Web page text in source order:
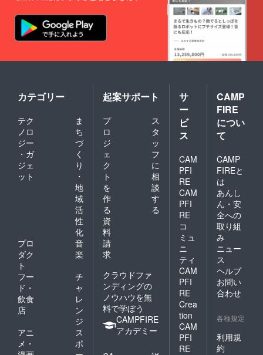
カテゴリー
テク
ノロ
ジー
・ガ
ジェ
ット
ま
ち
づ
く
り
・
地
域
活
性
化
プロ
ダク
ト
音
楽
フー
ド・
飲食
店
チ
ャ
レ
ン
ジ
アニ
メ・
ス
ポ
起案サポート
プ
ロ
ジ
ェ
ク
ト
を
作
る
ス
タ
ッ
フ
に
相
談
す
る
資
料
請
求
クラウドファ
ンディングの
ノウハウを無
料で学ぼう
CAMPFIRE
アカデミー
サ
ー
ビ
ス
CAM
PFI
RE
CAM
PFI
RE
コ
ミュ
ニ
ティ
CAM
PFI
RE
Crea
tion
CAM
PFI
RE
CAMP
FIRE
につい
て
CAMP
FIREと
は
あんし
ん・安
全への
取り組
み
ニュー
ス
ヘルプ
お問い
合わせ
各種規定
利用規
約